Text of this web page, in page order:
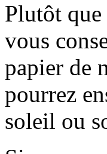
Plutôt que
vous
papier de
pourrez
soleil ou